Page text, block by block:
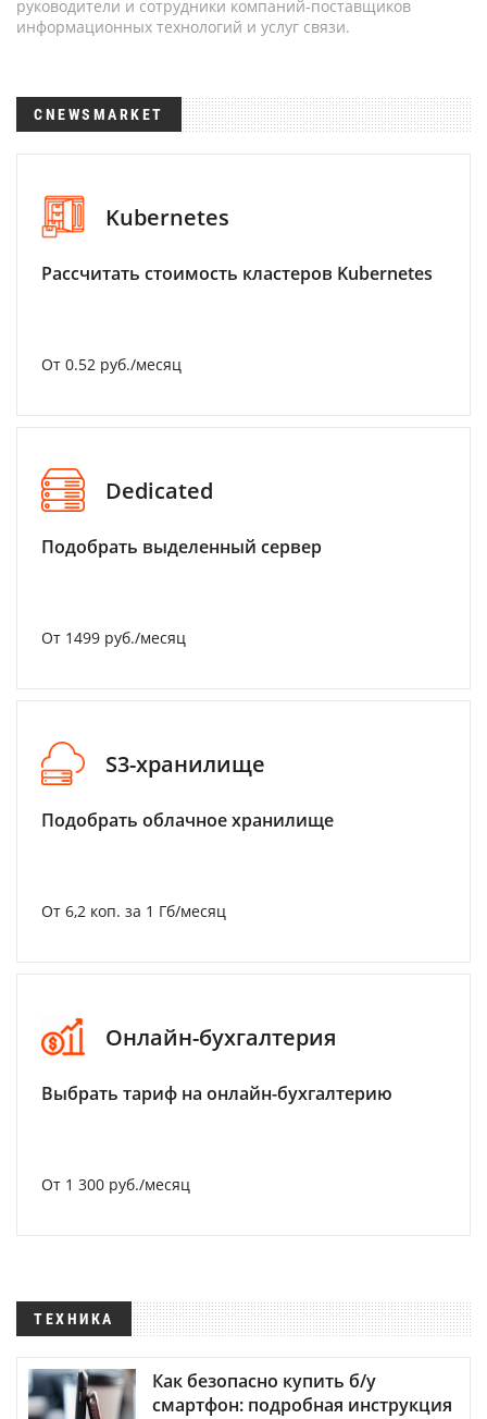
руководители и сотрудники компаний-поставщиков
информационных технологий и услуг связи.
CNEWSMARKET
Kubernetes
Рассчитать стоимость кластеров Kubernetes
От 0.52 руб./месяц
Dedicated
Подобрать выделенный сервер
От 1499 руб./месяц
S3-хранилище
Подобрать облачное хранилище
От 6,2 коп. за 1 Гб/месяц
Онлайн-бухгалтерия
Выбрать тариф на онлайн-бухгалтерию
От 1 300 руб./месяц
ТЕХНИКА
Как безопасно купить б/у
смартфон: подробная инструкция